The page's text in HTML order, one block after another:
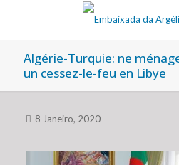
Algérie-Turquie: ne
un cessez-le-feu en Libye
8 Janeiro, 2020